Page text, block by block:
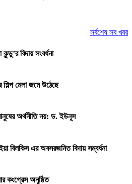
সর্বশেষ সব খবর
বিদায় সংবর্ধনা
শিল্প মেলা জমে উঠেছে
অর্থনীতি নয়: ড. ইউনূস
বিলকিস এর অবসরজনিত বিদায় সম্বর্ধনা
কংগ্রেস অনুষ্ঠিত